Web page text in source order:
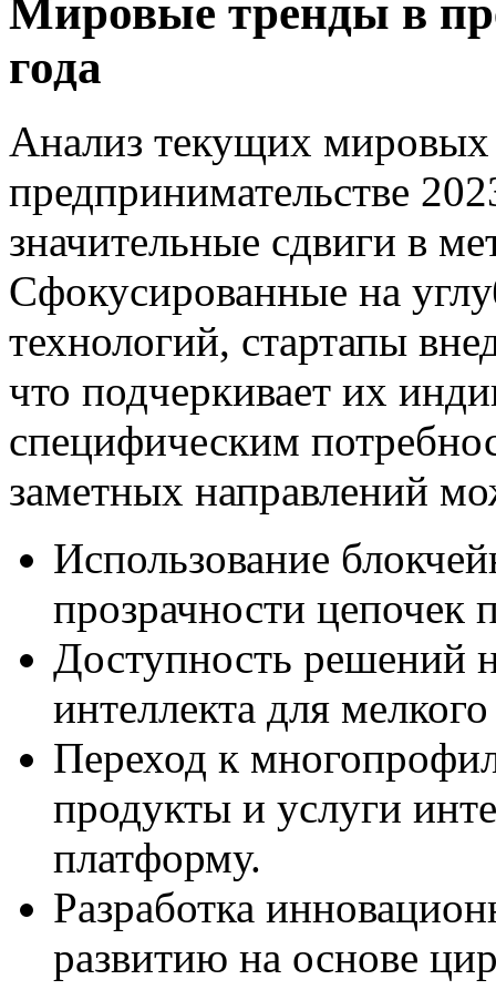
Мировые тренды в
года
Анализ текущих мировых
предпринимательстве
значительные сдвиги в
Сфокусированные на
технологий, стартапы
что подчеркивает их
специфическим
заметных направлений
Использование
прозрачности цепочек
Доступность решений
интеллекта для
Переход к
продукты и услуги
платформу.
Разработка
развитию на основе